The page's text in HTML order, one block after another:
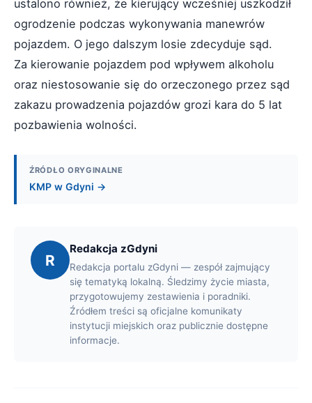
ustalono również, że kierujący wcześniej uszkodził
ogrodzenie podczas wykonywania manewrów
pojazdem. O jego dalszym losie zdecyduje sąd.
Za kierowanie pojazdem pod wpływem alkoholu
oraz niestosowanie się do orzeczonego przez sąd
zakazu prowadzenia pojazdów grozi kara do 5 lat
pozbawienia wolności.
ŹRÓDŁO ORYGINALNE
KMP w Gdyni →
R
Redakcja zGdyni
Redakcja portalu zGdyni — zespół zajmujący
się tematyką lokalną. Śledzimy życie miasta,
przygotowujemy zestawienia i poradniki.
Źródłem treści są oficjalne komunikaty
instytucji miejskich oraz publicznie dostępne
informacje.